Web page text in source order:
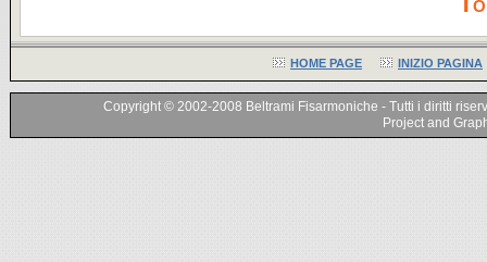
HOME PAGE INIZIO PAGINA
Copyright © 2002-2008 Beltrami Fisarmoniche - Tutti i diritti
Project and